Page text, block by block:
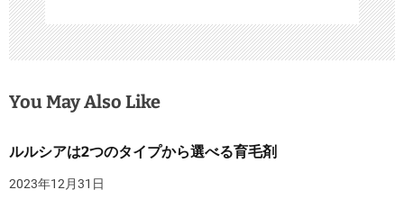
You May Also Like
ルルシアは2つのタイプから選べる育毛剤
2023年12月31日